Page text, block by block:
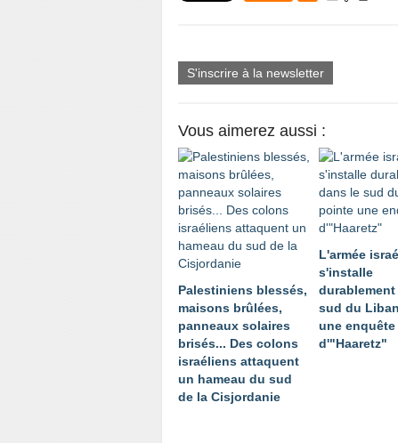
S'inscrire à la newsletter
Vous aimerez aussi :
Palestiniens blessés,
maisons brûlées,
panneaux solaires
brisés... Des colons
israéliens attaquent
un hameau du sud
de la Cisjordanie
L'armée
s'installe
sud du
une enquête
d'"Haaretz"